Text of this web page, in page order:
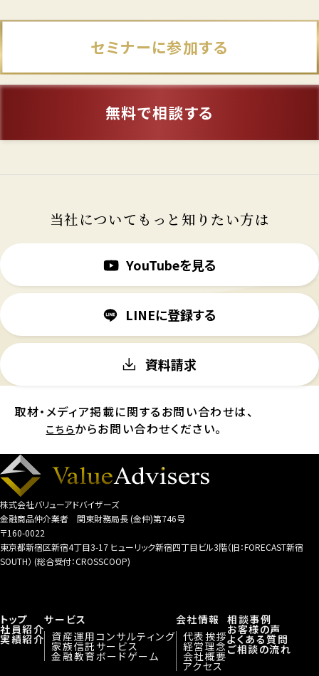
セミナーに参加する
無料で相談する
当社についてもっと知りたい方は
YouTubeを見る
LINEに登録する
資料請求
取材・メディア掲載に関するお問い合わせは、
こちらからお問い合わせください。
株式会社バリューアドバイザーズ
金融商品仲介業者 関東財務局長 (金仲)第746号
〒160-0022
東京都新宿区新宿4丁目3-17 ヒューリック新宿四丁目ビル3階（旧：FORECAST新宿
SOUTH） (総合受付：CROSSCOOP)
トップ
社員紹介
実績紹介
サービス
資産運用コンサルティング
家族信託サービス
金融教育ボードゲーム
会社情報
代表挨拶
経営理念
会社概要
アクセス
相談事例
お客様の声
よくある質問
ご相談の流れ